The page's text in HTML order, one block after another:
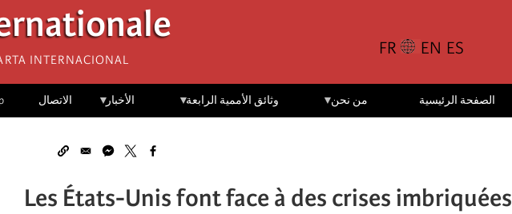
Internacional
الصفحة الرئيسية من نحن وثائق الأممية الرابعة الأخبار الاتصال
Les États-Unis font face à des crises imbriquées